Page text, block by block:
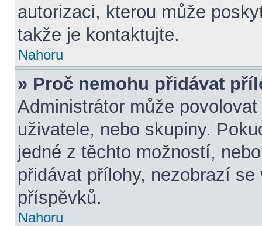
autorizaci, kterou může
takže je kontaktujte.
Nahoru
» Proč nemohu přidávat
Administrátor může
uživatele, nebo skupiny.
jedné z těchto možností,
přidávat přílohy, nezobrazí
příspěvků.
Nahoru